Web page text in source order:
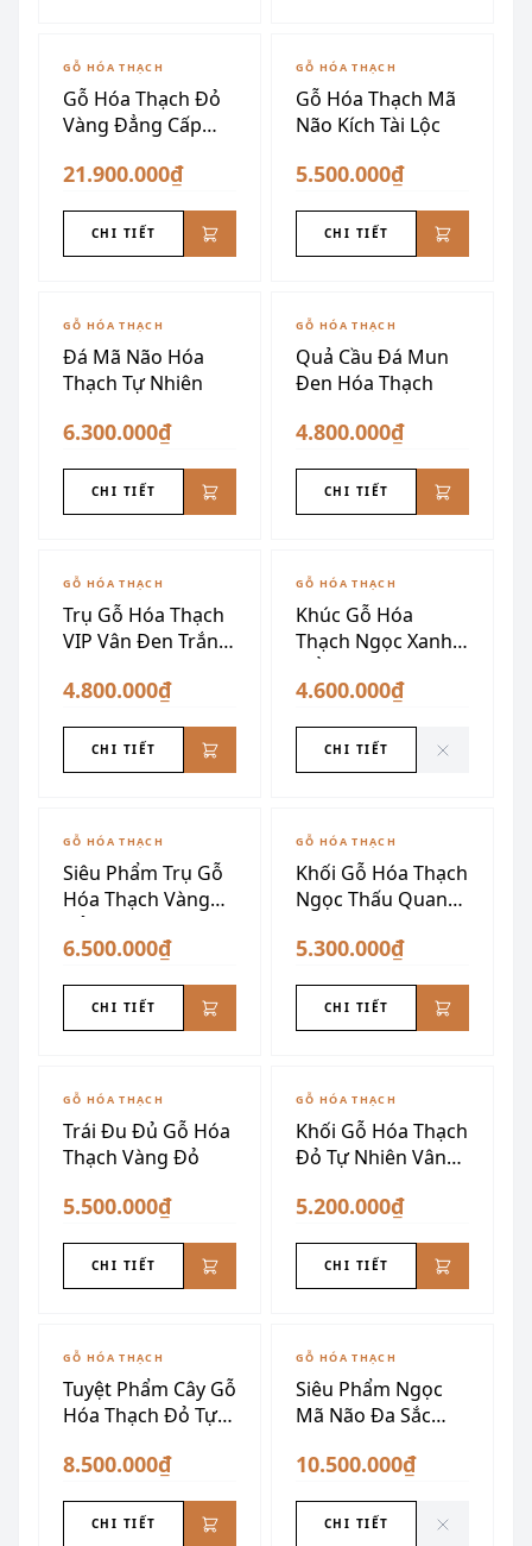
GỖ HÓA THẠCH
Gỗ Hóa Thạch Đỏ
Vàng Đẳng Cấp
21.900.000₫
CHI TIẾT
GỖ HÓA THẠCH
Gỗ Hóa Thạch Mã
Não Kích Tài Lộc
5.500.000₫
CHI TIẾT
GỖ HÓA THẠCH
Đá Mã Não Hóa
Thạch Tự Nhiên
6.300.000₫
CHI TIẾT
GỖ HÓA THẠCH
Quả Cầu Đá Mun
Đen Hóa Thạch
4.800.000₫
CHI TIẾT
GỖ HÓA THẠCH
Trụ Gỗ Hóa Thạch
VIP Vân Đen Trắng
4.800.000₫
CHI TIẾT
ĐÃ SƯU TẦM
GỖ HÓA THẠCH
Khúc Gỗ Hóa
Thạch Ngọc Xanh
Hổ Phách
4.600.000₫
CHI TIẾT
GỖ HÓA THẠCH
Siêu Phẩm Trụ Gỗ
Hóa Thạch Vàng
Đỏ Vân Não
6.500.000₫
CHI TIẾT
GỖ HÓA THẠCH
Khối Gỗ Hóa Thạch
Ngọc Thấu Quang
5.300.000₫
CHI TIẾT
GỖ HÓA THẠCH
Trái Đu Đủ Gỗ Hóa
Thạch Vàng Đỏ
5.500.000₫
CHI TIẾT
GỖ HÓA THẠCH
Khối Gỗ Hóa Thạch
Đỏ Tự Nhiên Vân
5.200.000₫
CHI TIẾT
GỖ HÓA THẠCH
Tuyệt Phẩm Cây Gỗ
Hóa Thạch Đỏ Tự
8.500.000₫
CHI TIẾT
ĐÃ SƯU TẦM
GỖ HÓA THẠCH
Siêu Phẩm Ngọc
Mã Não Đa Sắc
Thuật
10.500.000₫
CHI TIẾT